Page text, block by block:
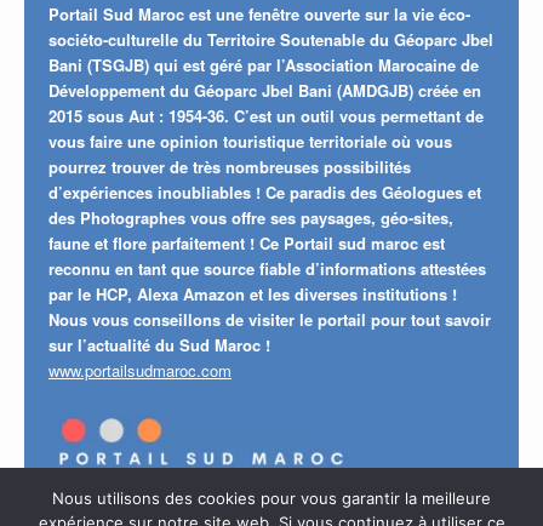
Portail Sud Maroc est une fenêtre ouverte sur la vie éco-
sociéto-culturelle du Territoire Soutenable du Géoparc Jbel
Bani (TSGJB) qui est géré par l’Association Marocaine de
Développement du Géoparc Jbel Bani (AMDGJB) créée en
2015 sous Aut : 1954-36. C’est un outil vous permettant de
vous faire une opinion touristique territoriale où vous
pourrez trouver de très nombreuses possibilités
d’expériences inoubliables ! Ce paradis des Géologues et
des Photographes vous offre ses paysages, géo-sites,
faune et flore parfaitement ! Ce Portail sud maroc est
reconnu en tant que source fiable d’informations attestées
par le HCP, Alexa Amazon et les diverses institutions !
Nous vous conseillons de visiter le portail pour tout savoir
sur l’actualité du Sud Maroc !
www.portailsudmaroc.com
Nous utilisons des cookies pour vous garantir la meilleure